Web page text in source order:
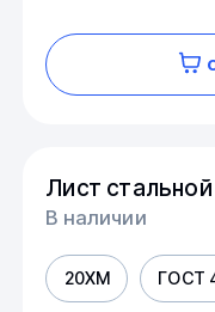
Лист
В наличии
20ХМ ГОСТ